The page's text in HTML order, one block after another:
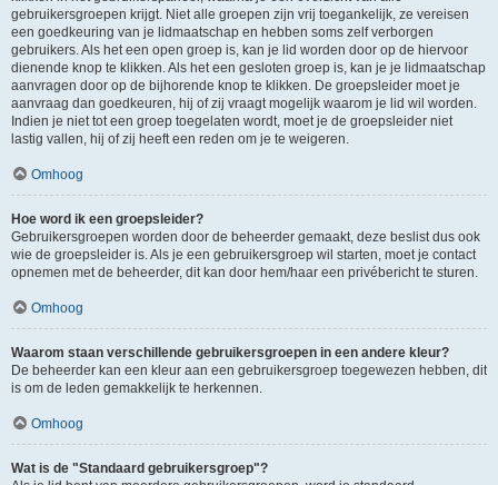
gebruikersgroepen krijgt. Niet alle groepen zijn vrij toegankelijk, ze vereisen
een goedkeuring van je lidmaatschap en hebben soms zelf verborgen
gebruikers. Als het een open groep is, kan je lid worden door op de hiervoor
dienende knop te klikken. Als het een gesloten groep is, kan je je lidmaatschap
aanvragen door op de bijhorende knop te klikken. De groepsleider moet je
aanvraag dan goedkeuren, hij of zij vraagt mogelijk waarom je lid wil worden.
Indien je niet tot een groep toegelaten wordt, moet je de groepsleider niet
lastig vallen, hij of zij heeft een reden om je te weigeren.
Omhoog
Hoe word ik een groepsleider?
Gebruikersgroepen worden door de beheerder gemaakt, deze beslist dus ook
wie de groepsleider is. Als je een gebruikersgroep wil starten, moet je contact
opnemen met de beheerder, dit kan door hem/haar een privébericht te sturen.
Omhoog
Waarom staan verschillende gebruikersgroepen in een andere kleur?
De beheerder kan een kleur aan een gebruikersgroep toegewezen hebben, dit
is om de leden gemakkelijk te herkennen.
Omhoog
Wat is de "Standaard gebruikersgroep"?